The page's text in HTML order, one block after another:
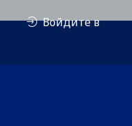
Войдите в